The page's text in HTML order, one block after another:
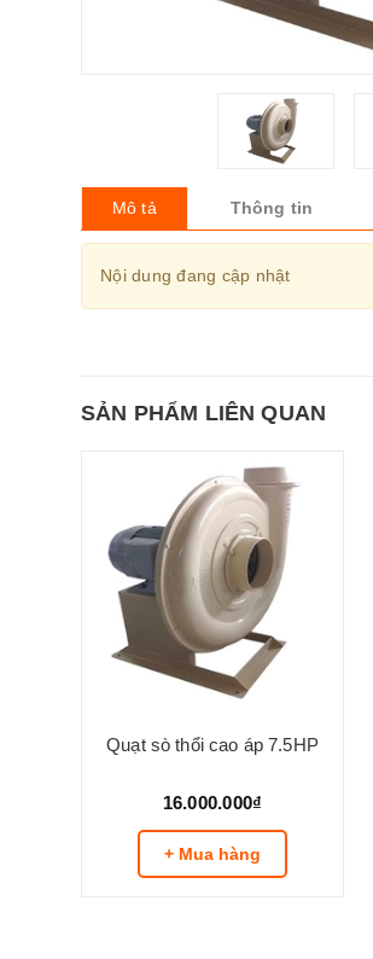
Mô tả Thông tin
Nội dung đang cập nhật
SẢN PHẨM LIÊN QUAN
Quạt sò thổi cao áp 7.5HP
16.000.000₫
+ Mua hàng